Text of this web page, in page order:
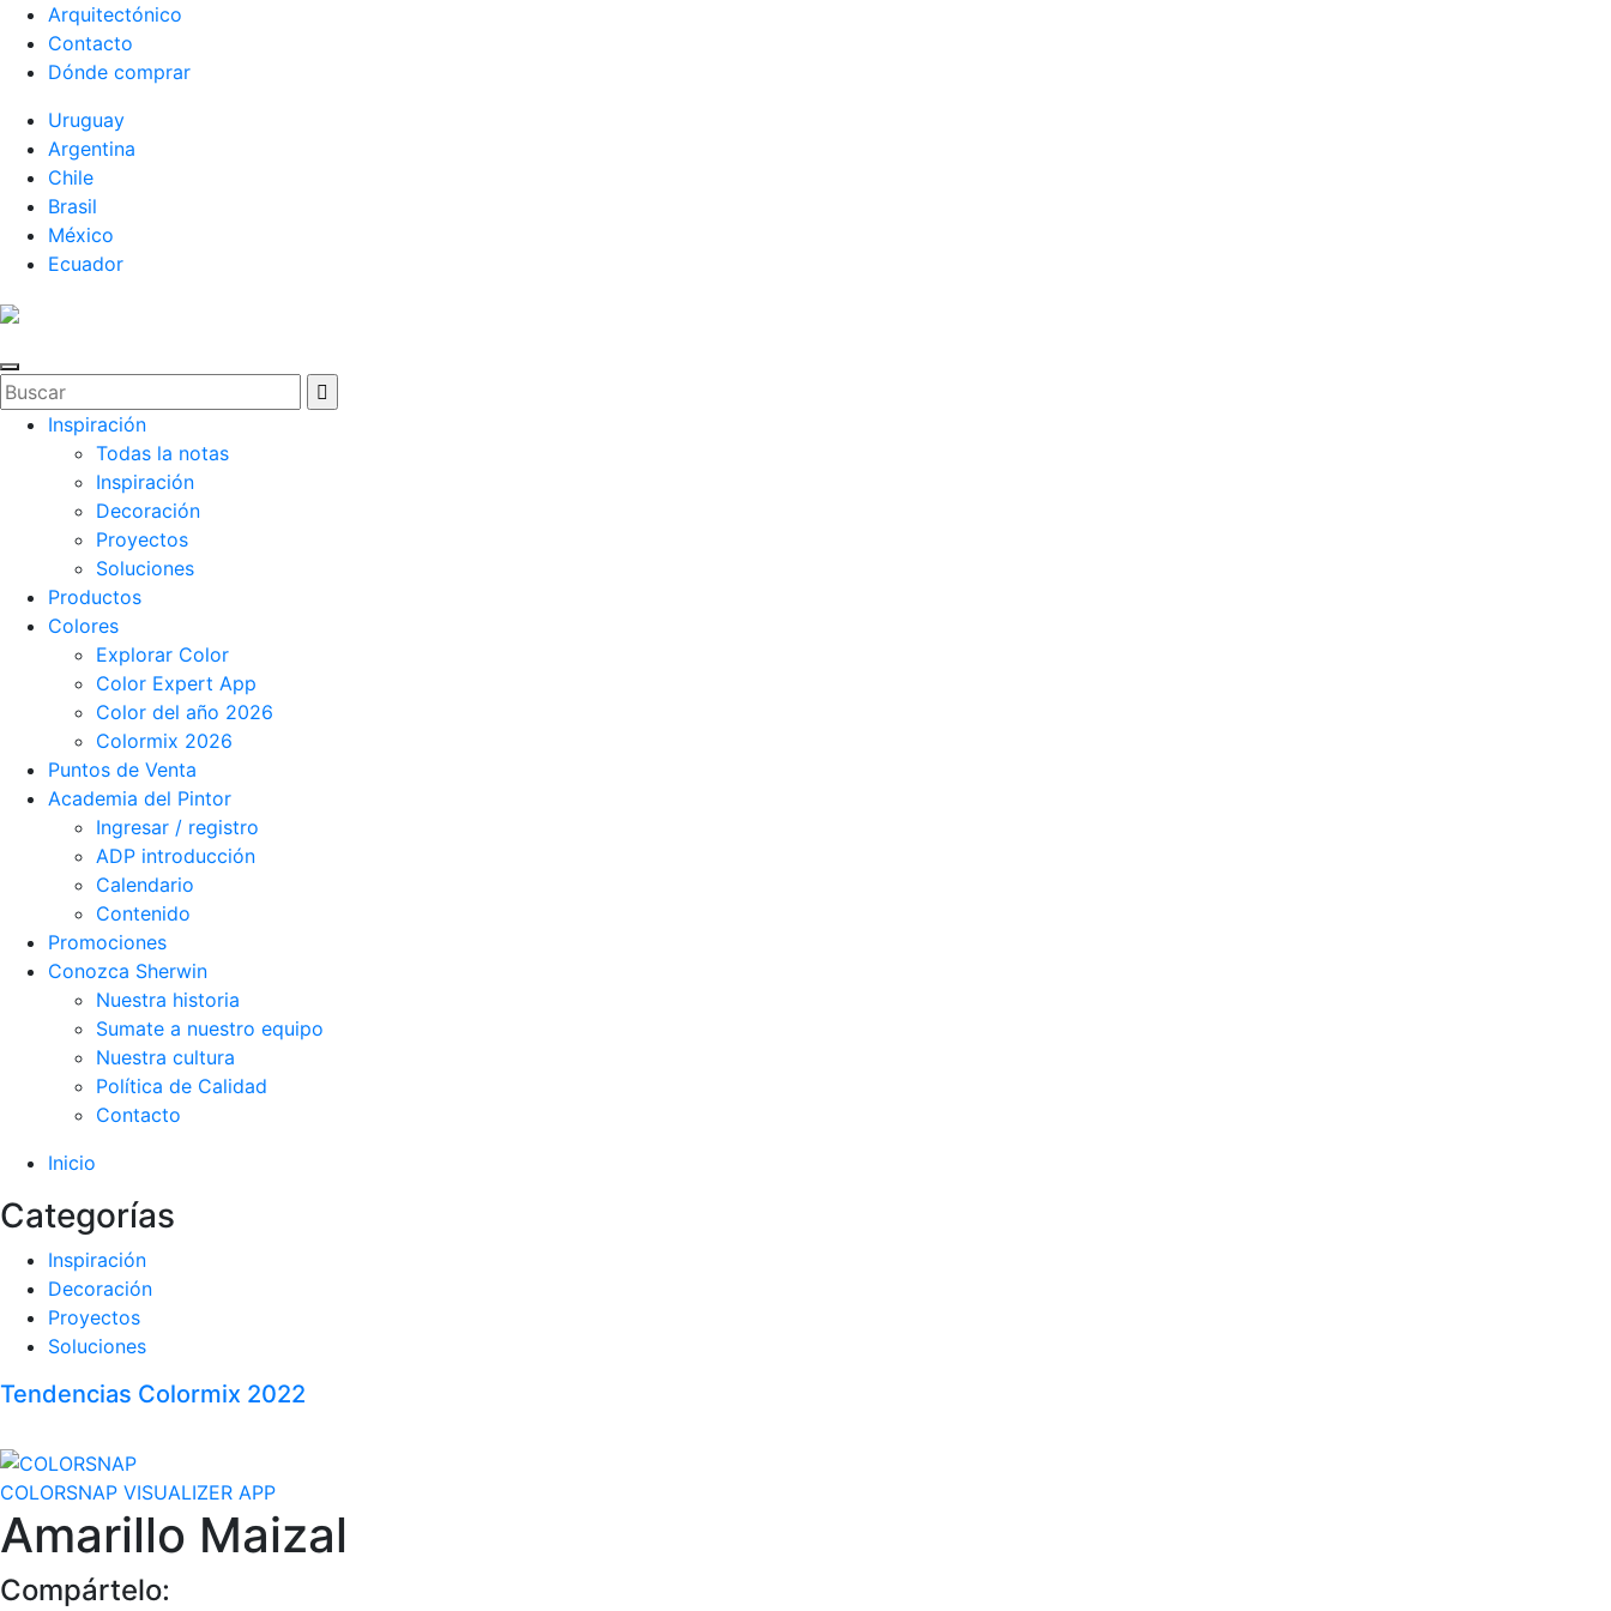
Arquitectónico
Contacto
Dónde comprar
Uruguay
Argentina
Chile
Brasil
México
Ecuador
Inspiración
Todas la notas
Inspiración
Decoración
Proyectos
Soluciones
Productos
Colores
Explorar Color
Color Expert App
Color del año 2026
Colormix 2026
Puntos de Venta
Academia del Pintor
Ingresar / registro
ADP introducción
Calendario
Contenido
Promociones
Conozca Sherwin
Nuestra historia
Sumate a nuestro equipo
Nuestra cultura
Política de Calidad
Contacto
Inicio
Categorías
Inspiración
Decoración
Proyectos
Soluciones
Tendencias Colormix 2022
COLORSNAP VISUALIZER APP
Amarillo Maizal
Compártelo: